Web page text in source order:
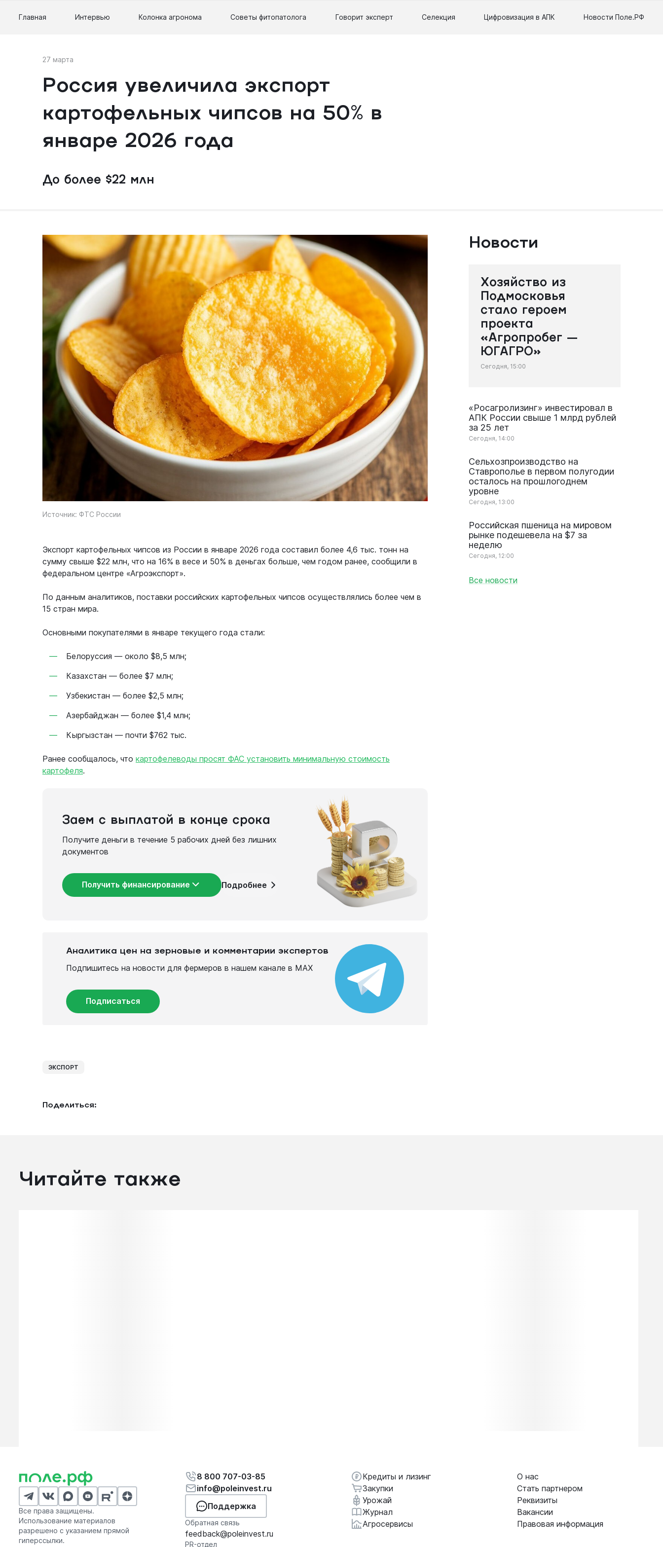
Главная Интервью Колонка агронома Советы фитопатолога Говорит эксперт Селекция Цифровизация в АПК Новости Поле.РФ
27 марта
Россия увеличила экспорт
картофельных чипсов на 50% в
январе 2026 года
До более $22 млн
Источник: ФТС России
Экспорт картофельных чипсов из России в январе 2026 года составил более 4,6 тыс. тонн на
сумму свыше $22 млн, что на 16% в весе и 50% в деньгах больше, чем годом ранее, сообщили в
федеральном центре «Агроэкспорт».
По данным аналитиков, поставки российских картофельных чипсов осуществлялись более чем в
15 стран мира.
Основными покупателями в январе текущего года стали:
Белоруссия — около $8,5 млн;
Казахстан — более $7 млн;
Узбекистан — более $2,5 млн;
Азербайджан — более $1,4 млн;
Кыргызстан — почти $762 тыс.
Ранее сообщалось, что картофелеводы просят ФАС установить минимальную стоимость
картофеля.
Заем с выплатой в конце срока
Получите деньги в течение 5 рабочих дней без лишних
документов
Получить финансирование Подробнее
Аналитика цен на зерновые и комментарии экспертов
Подпишитесь на новости для фермеров в нашем канале в МАХ
Подписаться
ЭКСПОРТ
Поделиться:
Новости
Хозяйство из
Подмосковья
стало героем
проекта
«Агропробег —
ЮГАГРО»
Сегодня, 15:00
«Росагролизинг» инвестировал в
АПК России свыше 1 млрд рублей
за 25 лет
Сегодня, 14:00
Сельхозпроизводство на
Ставрополье в первом полугодии
осталось на прошлогоднем
уровне
Сегодня, 13:00
Российская пшеница на мировом
рынке подешевела на $7 за
неделю
Сегодня, 12:00
Все новости
Читайте также
Кредиты и лизинг
Закупки
Урожай
Журнал
Агросервисы
8 800 707-03-85
info@poleinvest.ru
Поддержка
Обратная связь
feedback@poleinvest.ru
PR-отдел
О нас
Стать партнером
Реквизиты
Вакансии
Правовая информация
Все права защищены.
Использование материалов
разрешено с указанием прямой
гиперссылки.